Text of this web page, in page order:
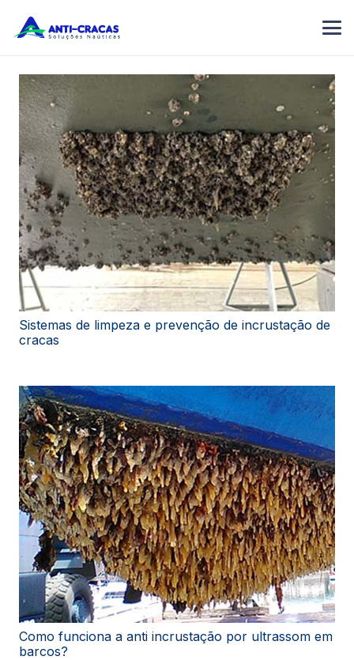
Sistemas de limpeza e prevenção de incrustação de
cracas
Como funciona a anti incrustação por ultrassom em
barcos?